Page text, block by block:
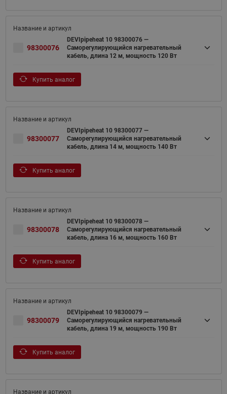
98300076
DEVIpipeheat 10 98300076 —
Саморегулирующийся нагревательный
кабель, длина 12 м, мощность 120 Вт
Купить аналог
98300077
DEVIpipeheat 10 98300077 —
Саморегулирующийся нагревательный
кабель, длина 14 м, мощность 140 Вт
Купить аналог
98300078
DEVIpipeheat 10 98300078 —
Саморегулирующийся нагревательный
кабель, длина 16 м, мощность 160 Вт
Купить аналог
98300079
DEVIpipeheat 10 98300079 —
Саморегулирующийся нагревательный
кабель, длина 19 м, мощность 190 Вт
Купить аналог